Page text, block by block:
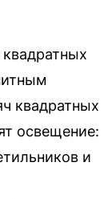
квадратных
освещение:
и